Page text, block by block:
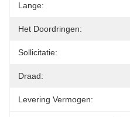
Lange:
Het Doordringen:
Sollicitatie:
Draad:
Levering Vermogen: